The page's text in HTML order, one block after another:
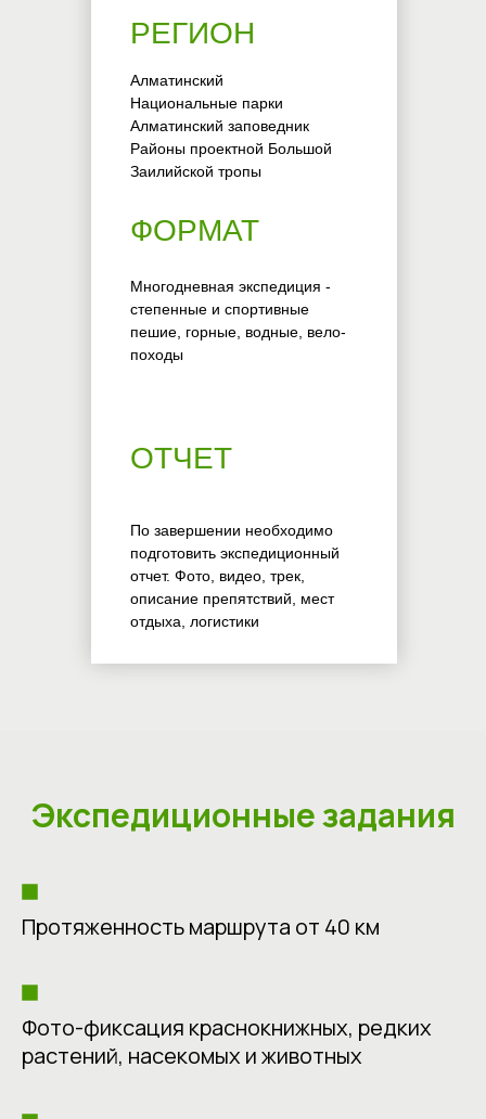
Алматинский
Национальные парки
Алматинский заповедник
Районы проектной Большой
Заилийской тропы
РЕГИОН
ФОРМАТ
ОТЧЕТ
Многодневная экспедиция -
степенные и спортивные
пешие, горные, водные, вело-
походы
По завершении необходимо
подготовить экспедиционный
отчет. Фото, видео, трек,
описание препятствий, мест
отдыха, логистики
Экспедиционные задания
Протяженность маршрута от 40 км
Фото-фиксация краснокнижных, редких
растений, насекомых и животных